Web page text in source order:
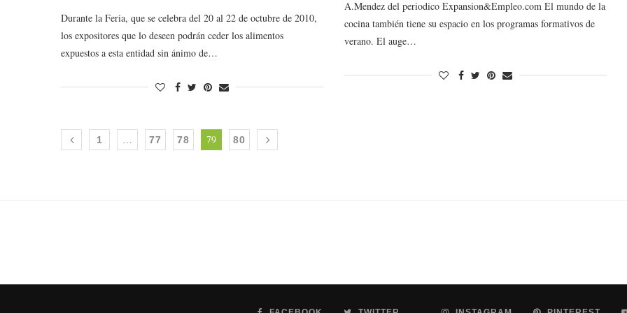
Durante la Feria, que se celebra del 20 al 22 de octubre de 2010,
los expositores que lo deseen podrán ceder los alimentos
expuestos a esta entidad sin ánimo de…
A.Mendez del periodico Expansion&Empleo.com El mundo de la
cocina también tiene su espacio en los programas formativos de
verano. El auge…
1 … 77 78 79 80